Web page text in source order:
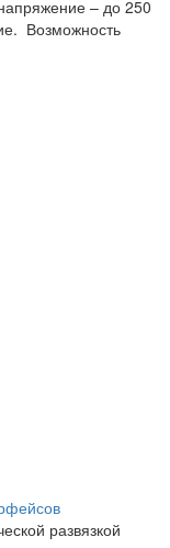
– до 250
Возможность
развязкой